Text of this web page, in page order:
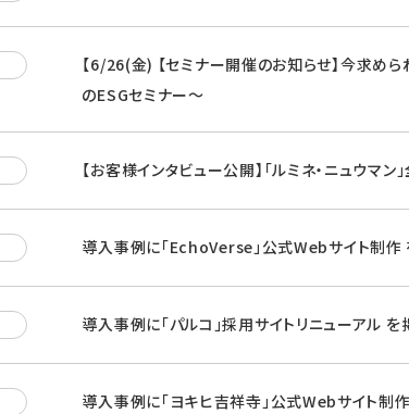
【6/26(金) 【セミナー開催のお知らせ】今求
のESGセミナー～
【お客様インタビュー公開】「ルミネ・ニュウマ
導入事例に「EchoVerse」公式Webサイト制作
導入事例に「パルコ」採用サイトリニューアル を
導入事例に「ヨキヒ吉祥寺」公式Webサイト制